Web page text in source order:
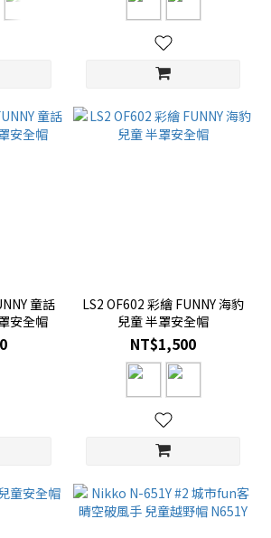
童話
安全帽
LS2 OF602 彩繪 FUNNY 海豹
兒童 半罩安全帽
NT$1,500